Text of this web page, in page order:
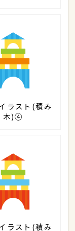
ラスト(積み
木)④
ラスト(積み